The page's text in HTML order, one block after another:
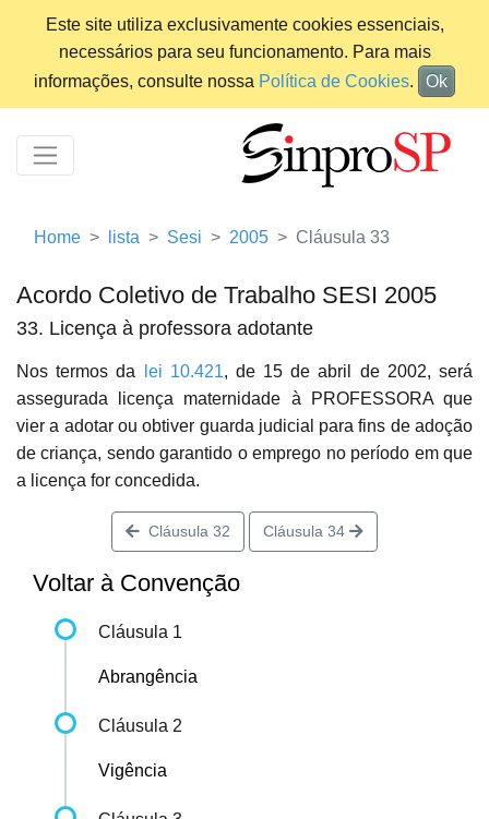
Este site utiliza exclusivamente cookies essenciais,
necessários para seu funcionamento. Para mais
informações, consulte nossa Política de Cookies. Ok
Home lista Sesi 2005 Cláusula 33
Acordo Coletivo de Trabalho SESI 2005
33. Licença à professora adotante
Nos termos da lei 10.421, de 15 de abril de 2002, será
assegurada licença maternidade à PROFESSORA que
vier a adotar ou obtiver guarda judicial para fins de adoção
de criança, sendo garantido o emprego no período em que
a licença for concedida.
Cláusula 32 Cláusula 34
Voltar à Convenção
Cláusula 1
Abrangência
Cláusula 2
Vigência